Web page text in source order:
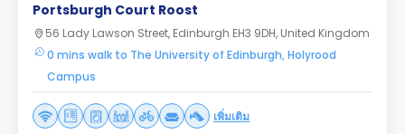
Portsburgh Court Roost
56 Lady Lawson Street, Edinburgh EH3 9DH, United Kingdom
0 mins walk to The University of Edinburgh, Holyrood
Campus
เพิ่มเติม